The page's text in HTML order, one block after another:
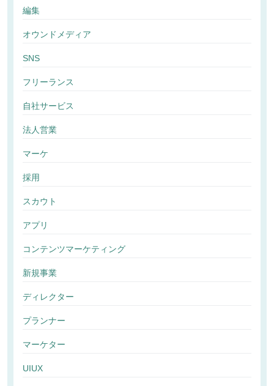
編集
オウンドメディア
SNS
フリーランス
自社サービス
法人営業
マーケ
採用
スカウト
アプリ
コンテンツマーケティング
新規事業
ディレクター
プランナー
マーケター
UIUX